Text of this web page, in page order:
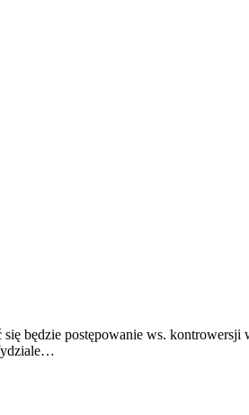
będzie postępowanie ws.